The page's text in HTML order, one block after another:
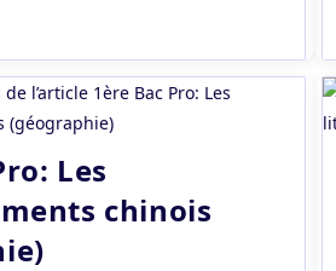
Les
chinois